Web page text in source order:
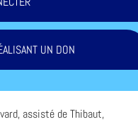
UN DON
assisté de Thibaut,